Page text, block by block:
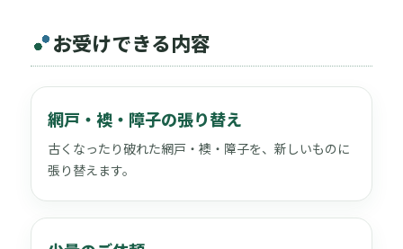
お受けできる内容
網戸・襖・障子の張り替え
古くなったり破れた網戸・襖・障子を、新しいものに
張り替えます。